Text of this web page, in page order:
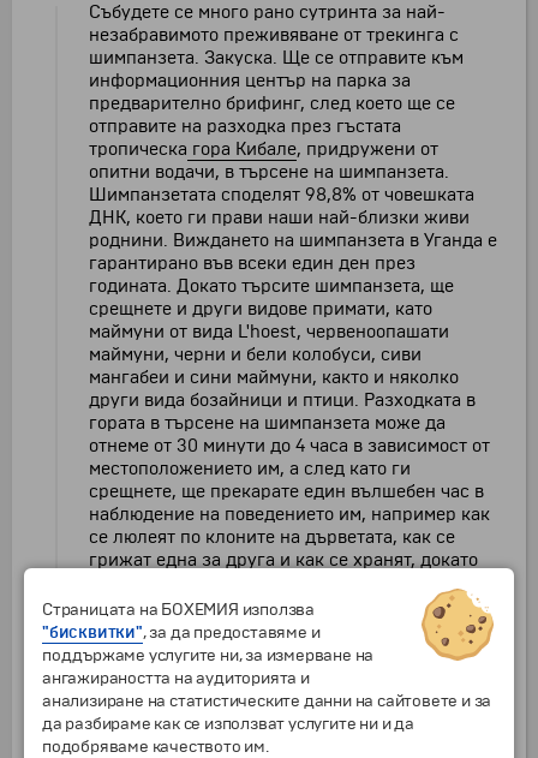
Събудете се много рано сутринта за най-
незабравимото преживяване от трекинга с
шимпанзета. Закуска. Ще се отправите към
информационния център на парка за
предварително брифинг, след което ще се
отправите на разходка през гъстата
тропическа гора Кибале, придружени от
опитни водачи, в търсене на шимпанзета.
Шимпанзетата споделят 98,8% от човешката
ДНК, което ги прави наши най-близки живи
роднини. Виждането на шимпанзета в Уганда е
гарантирано във всеки един ден през
годината. Докато търсите шимпанзета, ще
срещнете и други видове примати, като
маймуни от вида L'hoest, червеноопашати
маймуни, черни и бели колобуси, сиви
мангабеи и сини маймуни, както и няколко
други вида бозайници и птици. Разходката в
гората в търсене на шимпанзета може да
отнеме от 30 минути до 4 часа в зависимост от
местоположението им, а след като ги
срещнете, ще прекарате един вълшебен час в
наблюдение на поведението им, например как
се люлеят по клоните на дърветата, как се
грижат една за друга и как се хранят, докато
социалната им структура и навици. След което
ще се върнете в информационния център на
парка, за да получите сертификата си за
завършване, и ще се върнете се в лоджа за
обяд.
Трансфер доНационалния парк „Кралица
Страницата на БОХЕМИЯ използва
"бисквитки", за да предоставяме и
поддържаме услугите ни, за измерване на
ангажираността на аудиторията и
анализиране на статистическите данни на сайтовете и за
да разбираме как се използват услугите ни и да
подобряваме качеството им.